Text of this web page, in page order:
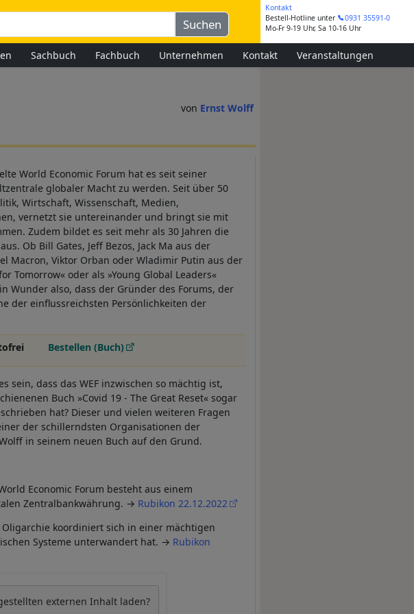
Kontakt
Bestell-Hotline unter
0931 35591-0
Mo-Fr 9-19 Uhr, Sa 10-16 Uhr
Sachbuch Fachbuch Unternehmen Kontakt Veranstaltungen
Ernst Wolff
World Economic Forum hat es seit seiner
globaler Macht zu werden. Seit über 50
Wirtschaft, Wissenschaft, Medien,
vernetzt sie untereinander und bringt sie mit
Zudem bildet es seit mehr als 30 Jahren die
Ob Bill Gates, Jeff Bezos, Jack Ma aus der
Macron, Viktor Orban oder Wladimir Putin aus der
Tomorrow« oder als »Young Global Leaders«
Wunder also, dass der Gründer des Forums, der
der einflussreichsten Persönlichkeiten der
Bestellen (Buch)
sein, dass das WEF inzwischen so mächtig ist,
Buch »Covid 19 - The Great Reset« sogar
hat? Dieser und vielen weiteren Fragen
der schillerndsten Organisationen der
in seinem neuen Buch auf den Grund.
Economic Forum besteht aus einem
Zentralbankwährung. → Rubikon 22.12.2022
Oligarchie koordiniert sich in einer mächtigen
Systeme unterwandert hat. → Rubikon
externen Inhalt laden?